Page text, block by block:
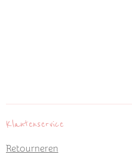
Klantenservice
Retourneren